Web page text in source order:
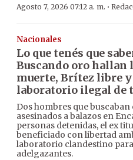
Agosto 7, 2026 07:12 a. m. ·
Nacionales
Lo que tenés que
Buscando oro hallan
muerte, Brítez libre y
laboratorio ilegal de
Dos hombres que
asesinados a balazos en
personas detenidas, el ex
beneficiado con libertad
laboratorio clandestino
adelgazantes.